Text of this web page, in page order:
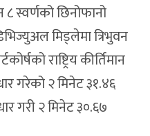
८ स्वर्णको छिनोफानो
मिड्लेमा त्रिभुवन
राष्ट्रिय कीर्तिमान
गरेको २ मिनेट ३१.४६
गरी २ मिनेट ३०.६७